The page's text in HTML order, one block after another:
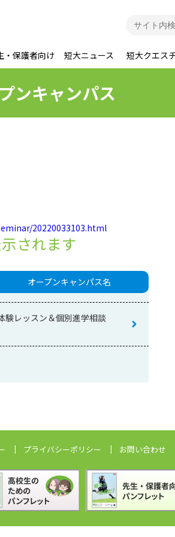
・保護者向け 短大ニュース 短大クエス
ンキャンパス
20220033103.html
されます
オープンキャンパス名
験レッスン＆個別進学相談
プライバシーポリシー お問い合わせ